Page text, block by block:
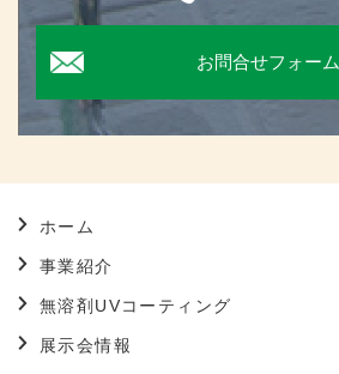
お問合せフォーム
ホーム
事業紹介
無溶剤UVコーティング
展示会情報